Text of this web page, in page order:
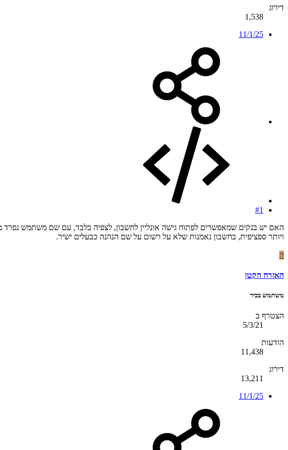
דירוג
1,538
11/1/25
#1
האם יש בנקים שמאפשרים לפתוח גישה אונליין לחשבון, לצפיה בלבד, עם שם משתמש נפרד
ויותר ספציפית, בחשבון נאמנות שלא על רשום על שם הנהנה כבעלים ישיר.
ה
האזרח הקטן
משתמש בכיר
הצטרף ב
5/3/21
הודעות
11,438
דירוג
13,211
11/1/25